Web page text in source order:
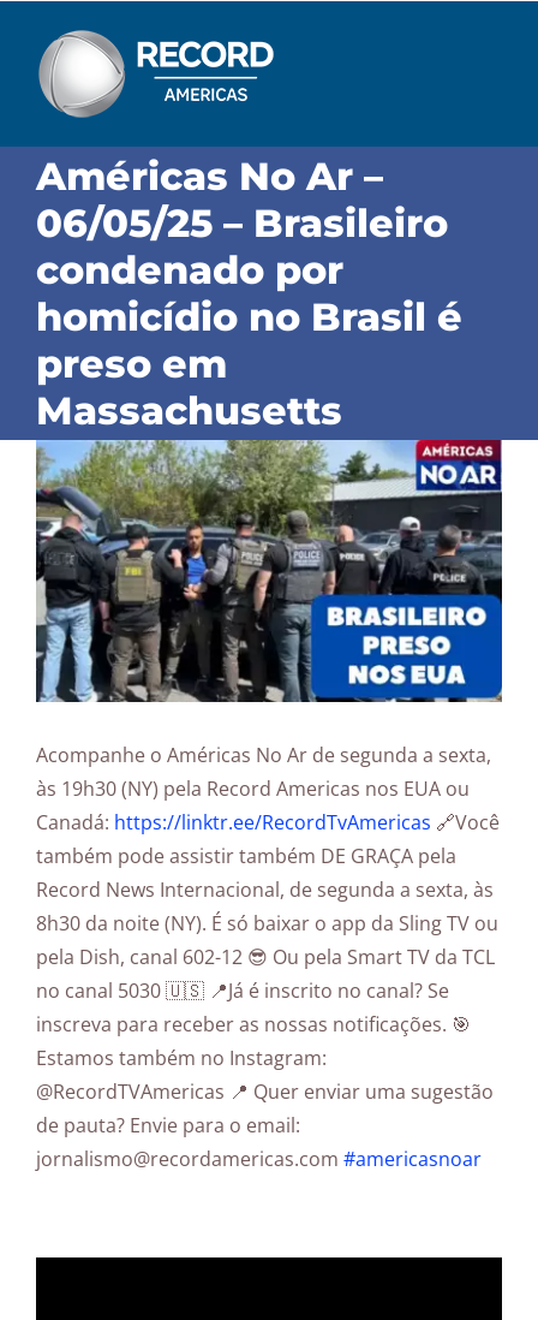
content
Américas No Ar –
06/05/25 – Brasileiro
condenado por
homicídio no Brasil é
preso em
Massachusetts
View
Larger
Image
Acompanhe o Américas No Ar de segunda a sexta,
às 19h30 (NY) pela Record Americas nos EUA ou
Canadá: https://linktr.ee/RecordTvAmericas 🔗Você
também pode assistir também DE GRAÇA pela
Record News Internacional, de segunda a sexta, às
8h30 da noite (NY). É só baixar o app da Sling TV ou
pela Dish, canal 602-12 😎 Ou pela Smart TV da TCL
no canal 5030 🇺🇸 📍Já é inscrito no canal? Se
inscreva para receber as nossas notificações. 🎯
Estamos também no Instagram:
@RecordTVAmericas 📍 Quer enviar uma sugestão
de pauta? Envie para o email:
jornalismo@recordamericas.com #americasnoar